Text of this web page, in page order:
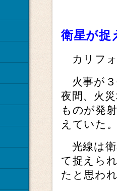
衛星が捉
カリフォ
火事が３
夜間、火
ものが発
えていた
光線は衛
て捉えら
たと思わ